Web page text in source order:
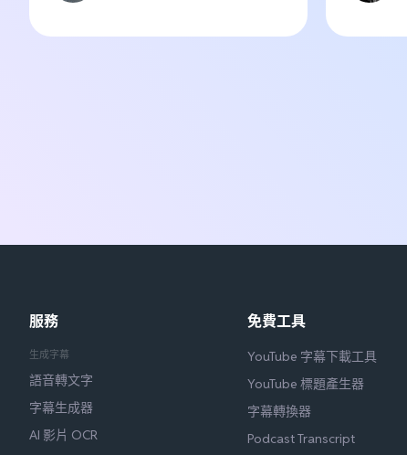
服務
生成字幕
語音轉文字
字幕生成器
AI 影片 OCR
免費工具
YouTube 字幕下載工具
YouTube 標題產生器
字幕轉換器
Podcast Transcript